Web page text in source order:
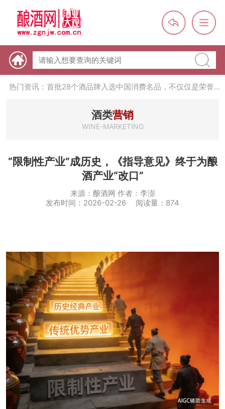
热门资讯：【酒体设计师】职业技能培训及认定班开班通知
热门资讯：首批28个酒品牌入选中国消费名品，不仅仅是荣誉那
么简单
热门资讯：2024年上市酒企业第三季度报（白酒、啤酒、葡萄
热门资讯：名酒之光：共话荣耀背后的价值与使命
酒类营销
WINE-MARKETING
“限制性产业”成历史，《指导意见》终于为酿
酒产业“改口”
来源：酿酒网 作者：李澎
发布时间：2026-02-26 阅读量：874